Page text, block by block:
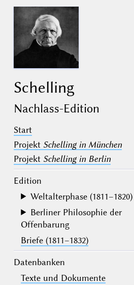
Schelling
Nachlass-Edition
Start
Projekt Schelling in München
Projekt Schelling in Berlin
Edition
Weltalterphase (1811–1820)
Berliner Philosophie der
Offenbarung
Briefe (1811–1832)
Datenbanken
Texte und Dokumente